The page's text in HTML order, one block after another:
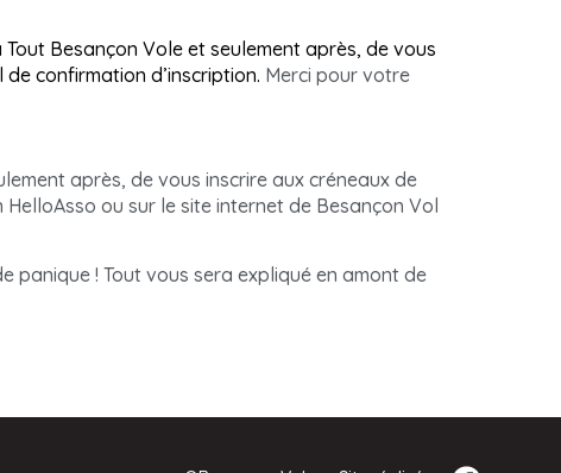
Besançon Vole et seulement après, de vous
confirmation d’inscription. Merci pour votre
après, de vous inscrire aux créneaux de
ou sur le site internet de Besançon Vol
panique ! Tout vous sera expliqué en amont de